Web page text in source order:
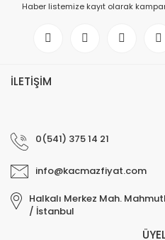
Haber listemize kayıt olarak
İLETİŞİM
0(541) 375 14 21
info@kacmazfiyat.com
Halkalı Merkez Mah.
/ İstanbul